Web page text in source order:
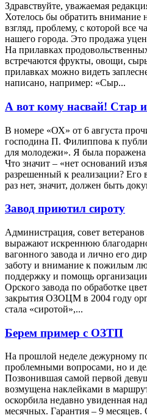
Здравствуйте, уважаемая
Хотелось бы обратить
взгляд, проблему, с которой все
нашего города. Это продажа
На прилавках
встречаются фрукты, овощи,
прилавках можно видеть
написано, например: «Сыр...
А вот кому насвай! Стар
В номере «ОХ» от 6 августа
господина П. Филиппова к
для молодежи». Я была
Что значит – «нет оснований
разрешенный к реализации? Его
раз нет, значит, должен быть
Завод приютил сироту
Администрация, совет
выражают искреннюю
вагонного завода и лично его
заботу и внимание к пожилым
поддержку и помощь
Орского завода по обработке
закрытия ОЗОЦМ в 2004 году
стала «сиротой»,...
Берем пример с ОЗТП
На прошлой неделе дежурному
проблемными вопросами, но и
Позвонившая самой первой
возмущена наклейками в
оскорбила недавно увиденная
месячных. Гарантия – 9